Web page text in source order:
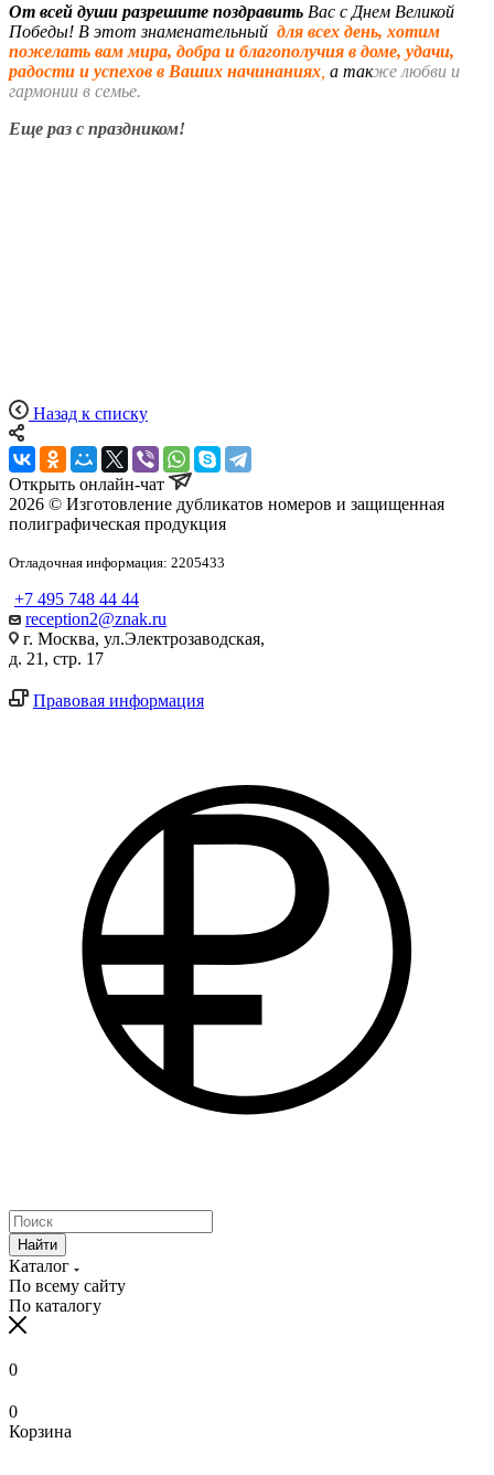
От всей души разрешите поздравить Вас с Днем Великой
Победы! В этот знаменательный для всех день, хотим
пожелать вам мира, добра и благополучия в доме, удачи,
радости и успехов в Ваших начинаниях а также любви и
гармонии в семье.
Еще раз с праздником!
Назад к списку
Открыть онлайн-чат
2026 © Изготовление дубликатов номеров и защищенная
полиграфическая продукция
Отладочная информация: 2205433
+7 495 748 44 44
reception2@znak.ru
г. Москва, ул.Электрозаводская,
д. 21, стр. 17
Правовая информация
Найти
Каталог
По всему сайту
По каталогу
0
0
Корзина